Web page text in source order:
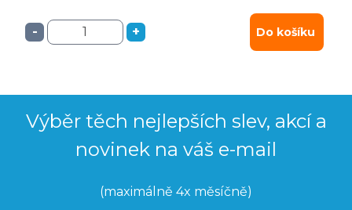
- + Do košíku
Výběr těch nejlepších slev, akcí a
novinek na váš e-mail
(maximálně 4x měsíčně)